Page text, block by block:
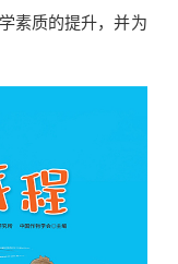
素质的提升，并为